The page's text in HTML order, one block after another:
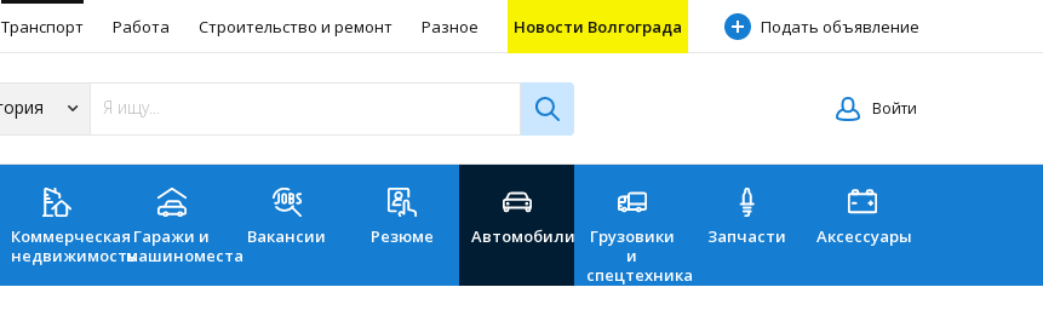
Транспорт Работа Строительство и ремонт Разное Новости Волгограда Подать объявление
Войти
Коммерческая
недвижимость
Гаражи и
машиноместа
Вакансии Резюме Автомобили
Грузовики
и
спецтехника
Запчасти Аксессуары